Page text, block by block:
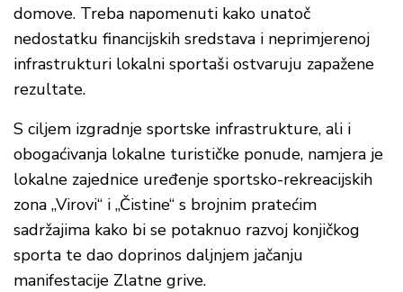
domove. Treba napomenuti kako unatoč
nedostatku financijskih sredstava i neprimjerenoj
infrastrukturi lokalni sportaši ostvaruju zapažene
rezultate.
S ciljem izgradnje sportske infrastrukture, ali i
obogaćivanja lokalne turističke ponude, namjera je
lokalne zajednice uređenje sportsko-rekreacijskih
zona „Virovi“ i „Čistine“ s brojnim pratećim
sadržajima kako bi se potaknuo razvoj konjičkog
sporta te dao doprinos daljnjem jačanju
manifestacije Zlatne grive.